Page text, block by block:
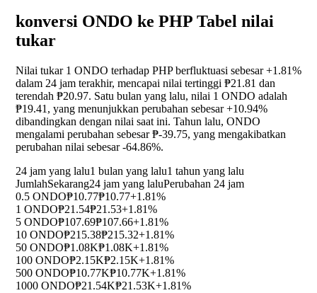
konversi ONDO ke PHP Tabel nilai
tukar
Nilai tukar 1 ONDO terhadap PHP berfluktuasi sebesar+1.81%
dalam 24 jam terakhir, mencapai nilai tertinggi ₱21.81 dan
terendah ₱20.97. Satu bulan yang lalu, nilai 1 ONDO adalah
₱19.41, yang menunjukkan perubahan sebesar+10.94%
dibandingkan dengan nilai saat ini. Tahun lalu, ONDO
mengalami perubahan sebesar ₱-39.75, yang mengakibatkan
perubahan nilai sebesar-64.86%.
24 jam yang lalu1 bulan yang lalu1 tahun yang lalu
JumlahSekarang24 jam yang laluPerubahan 24 jam
0.5 ONDO₱10.77₱10.77+1.81%
1 ONDO₱21.54₱21.53+1.81%
5 ONDO₱107.69₱107.66+1.81%
10 ONDO₱215.38₱215.32+1.81%
50 ONDO₱1.08K₱1.08K+1.81%
100 ONDO₱2.15K₱2.15K+1.81%
500 ONDO₱10.77K₱10.77K+1.81%
1000 ONDO₱21.54K₱21.53K+1.81%